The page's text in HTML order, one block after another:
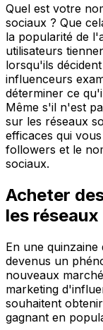
Quel est votre
sociaux ? Que
la popularité de
utilisateurs
lorsqu'ils
influenceurs
déterminer ce
Même s'il n'est
sur les réseaux
efficaces qui
followers et le
sociaux.
Acheter
les
En une
devenus un
nouveaux
marketing
souhaitent
gagnant en